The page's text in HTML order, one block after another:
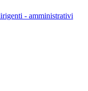
- amministrativi